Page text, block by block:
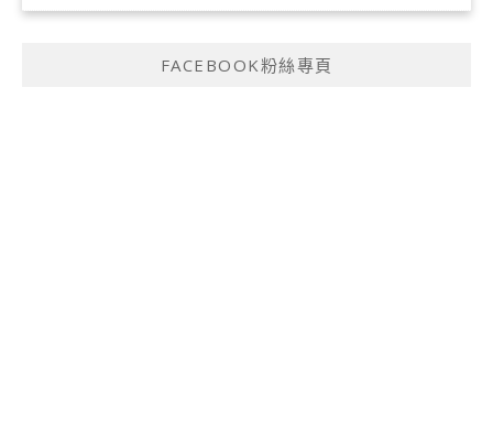
FACEBOOK粉絲專頁